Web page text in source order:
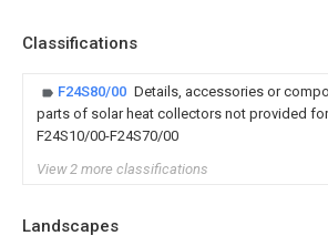
Classifications
F24S80/00 Details, accessories or
parts of solar heat collectors not provided
F24S10/00-F24S70/00
View 2 more classifications
Landscapes